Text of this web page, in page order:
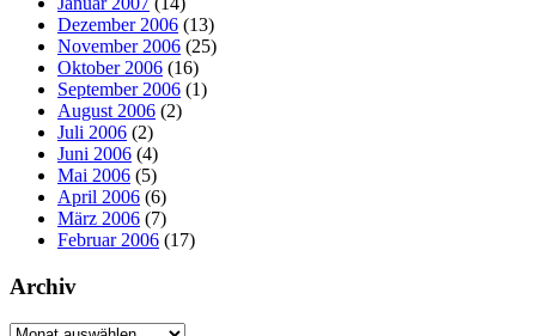
Dezember 2006 (13)
November 2006 (25)
Oktober 2006 (16)
September 2006 (1)
August 2006 (2)
Juli 2006 (2)
Juni 2006 (4)
Mai 2006 (5)
April 2006 (6)
März 2006 (7)
Februar 2006 (17)
Archiv
Archiv